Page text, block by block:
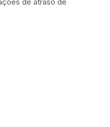
de atraso de